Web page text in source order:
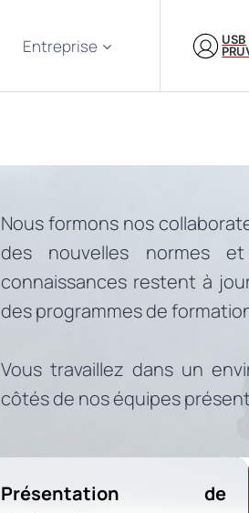
Entreprise
USB
Nous formons nos
des nouvelles normes
connaissances restent à
des programmes de
Vous travaillez dans un
côtés de nos équipes
Présentation de